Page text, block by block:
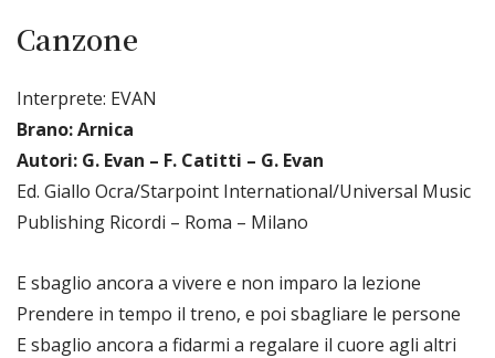
Canzone
Interprete: EVAN
Brano: Arnica
Autori: G. Evan – F. Catitti – G. Evan
Ed. Giallo Ocra/Starpoint International/Universal Music
Publishing Ricordi – Roma – Milano
E sbaglio ancora a vivere e non imparo la lezione
Prendere in tempo il treno, e poi sbagliare le persone
E sbaglio ancora a fidarmi a regalare il cuore agli altri